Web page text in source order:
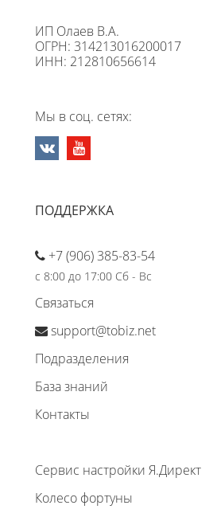
ИП Олаев В.А.
ОГРН: 314213016200017
ИНН: 212810656614
Мы в соц. сетях:
ПОДДЕРЖКА
+7 (906) 385-83-54
с 8:00 до 17:00 Сб - Вс
Связаться
support@tobiz.net
Подразделения
База знаний
Контакты
Сервис настройки Я.Директ
Колесо фортуны